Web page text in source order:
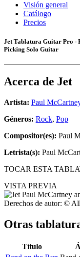
Visión general
Catálogo
Precios
Jet Tablatura Guitar Pro -
Picking Solo Guitar
Acerca de Jet
Artista: Paul
Géneros: Rock, Pop
Compositor(es): Paul
Letrista(s): Paul
TOCAR ESTA
VISTA PREVIA
Derechos de autor: ©
Otras
Título